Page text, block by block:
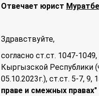
Отвечает юрист
Здравствуйте,
согласно ст.ст. 1047-
Кыргызской Республики
05.10.2023г.), ст.ст. 5-7,
праве и смежных правах"